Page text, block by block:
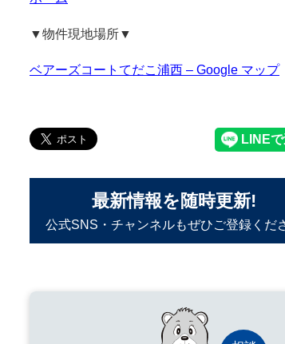
▼物件現地場所▼
ベアーズコートてだこ浦西 – Google マップ
最新情報を随時更新!
公式SNS・チャンネルもぜひご登録くだ